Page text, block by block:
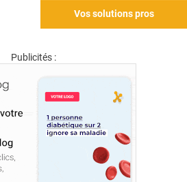
Vos solutions pros
Publicités :